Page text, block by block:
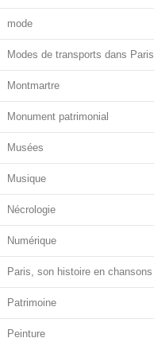
mode
Modes de transports dans Paris
Montmartre
Monument patrimonial
Musées
Musique
Nécrologie
Numérique
Paris, son histoire en chansons
Patrimoine
Peinture